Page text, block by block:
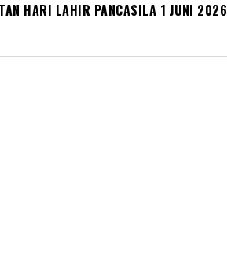
HARI LAHIR PANCASILA 1 JUNI 2026